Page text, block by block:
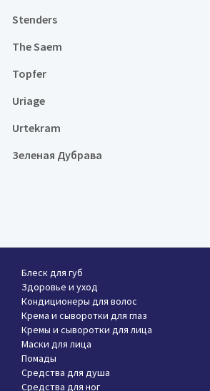
Stenders
The Saem
Topfer
Uriage
Urtekram
Зеленая Дубрава
Блеск для губ
Здоровье и уход
Кондиционеры для волос
Крема и сыворотки для глаз
Кремы и сыворотки для лица
Маски для лица
Помады
Средства для душа
Средства для ног